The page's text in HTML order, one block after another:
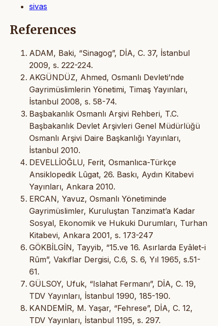
sivas
References
ADAM, Baki, “Sinagog”, DİA, C. 37, İstanbul
2009, s. 222-224.
AKGÜNDÜZ, Ahmed, Osmanlı Devleti’nde
Gayrimüslimlerin Yönetimi, Timaş Yayınları,
İstanbul 2008, s. 58-74.
Başbakanlık Osmanlı Arşivi Rehberi, T.C.
Başbakanlık Devlet Arşivleri Genel Müdürlüğü
Osmanlı Arşivi Daire Başkanlığı Yayınları,
İstanbul 2010.
DEVELLİOĞLU, Ferit, Osmanlıca-Türkçe
Ansiklopedik Lûgat, 26. Baskı, Aydın Kitabevi
Yayınları, Ankara 2010.
ERCAN, Yavuz, Osmanlı Yönetiminde
Gayrimüslimler, Kuruluştan Tanzimat’a Kadar
Sosyal, Ekonomik ve Hukuki Durumları, Turhan
Kitabevi, Ankara 2001, s. 173-247
GÖKBİLGİN, Tayyib, “15.ve 16. Asırlarda Eyâlet-i
Rûm”, Vakıflar Dergisi, C.6, S. 6, Yıl 1965, s.51-
61.
GÜLSOY, Ufuk, “Islahat Fermanı”, DİA, C. 19,
TDV Yayınları, İstanbul 1990, 185-190.
KANDEMİR, M. Yaşar, “Fehrese”, DİA, C. 12,
TDV Yayınları, İstanbul 1195, s. 297.